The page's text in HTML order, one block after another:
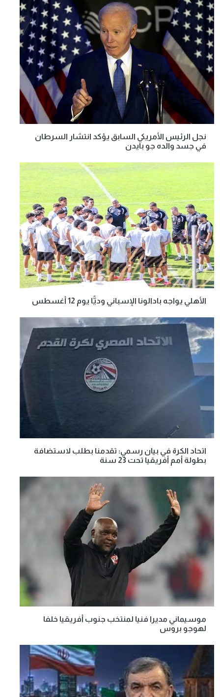
نجل الرئيس الأمريكي السابق يؤكد انتشار السرطان
في جسد والده جو بايدن
الأهلي يواجه بادالونا الإسباني وديًّا يوم 12 أغسطس
اتحاد الكرة في بيان رسمي: تقدمنا بطلب لاستضافة
بطولة أمم أفريقيا تحت 23 سنة
موسيماني مديرا فنيا لمنتخب جنوب أفريقيا خلفا
لهوجو بروس